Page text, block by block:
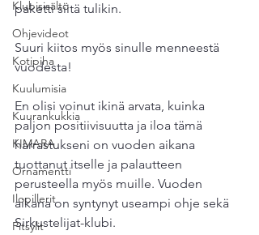
Klubisisältö
Ohjevideot
Kotipiha
Kuulumisia
Kuurankukkia
KIMARA
Ornamentti
Ilopillerit
Pitsylit
paketti siitä tulikin.
Suuri kiitos myös sinulle menneestä
vuodesta!
En olisi voinut ikinä arvata, kuinka
paljon positiivisuutta ja iloa tämä
harrastukseni on vuoden aikana
tuottanut itselle ja palautteen
perusteella myös muille. Vuoden
aikana on syntynyt useampi ohje sekä
Sirkustelijat-klubi.